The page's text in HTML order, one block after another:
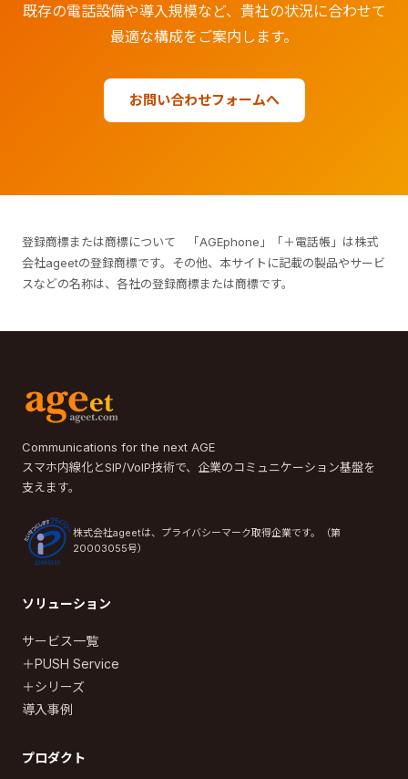
既存の電話設備や導入規模など、貴社の状況に合わせて
最適な構成をご案内します。
お問い合わせフォームへ
登録商標または商標について 「AGEphone」「＋電話帳」は株式
会社ageetの登録商標です。その他、本サイトに記載の製品やサービ
スなどの名称は、各社の登録商標または商標です。
Communications for the next AGE
スマホ内線化とSIP/VoIP技術で、企業のコミュニケーション基盤を
支えます。
株式会社ageetは、プライバシーマーク取得企業です。（第
20003055号）
ソリューション
サービス一覧
＋PUSH Service
＋シリーズ
導入事例
プロダクト